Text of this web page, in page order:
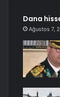
Dana
Ağustos 7,